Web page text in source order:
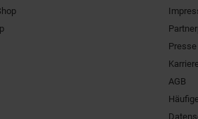
Presse
Karriere
AGB